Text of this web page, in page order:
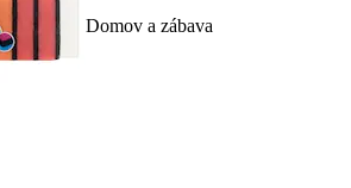
Domov a zábava